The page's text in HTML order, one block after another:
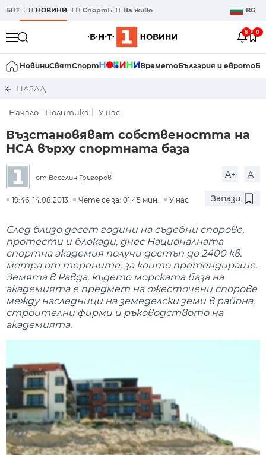
БНТБНТ НОВИНИБНТСпортБНТ На живо BG
6 0
НовиниСвятСпорт ВреметоБългария и еврото
НАЗАД
Начало Политика У нас
Възстановяват собствеността на
НСА върху спортната база
от Веселин Григоров A+ A-
19:46, 14.08.2013 Чете се за: 01:45 мин. У нас Запази
След близо десет години на съдебни спорове,
протести и блокади, днес Националната
спортна академия получи достъп до 2400 кв.
метра от терените, за които претендираше.
Земята в Равда, където морската база на
академията е предмет на ожесточени спорове
между наследници на земеделски земи в района,
строителни фирми и ръководството на
академията.